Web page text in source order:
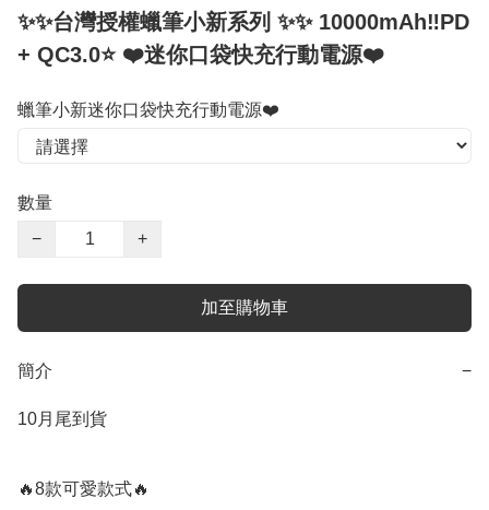
✨✨台灣授權蠟筆小新系列 ✨✨ 10000mAh‼️PD
+ QC3.0⭐ ❤️迷你口袋快充行動電源❤️
蠟筆小新迷你口袋快充行動電源❤️
數量
−
+
加至購物車
簡介 −
10月尾到貨
🔥8款可愛款式🔥